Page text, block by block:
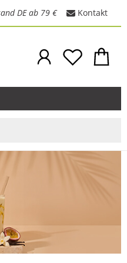
DE ab 79 € Kontakt